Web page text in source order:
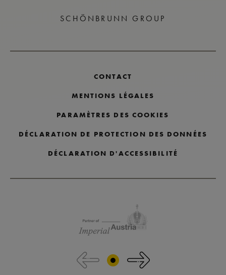
SCHÖNBRUNN GROUP
CONTACT
MENTIONS LÉGALES
PARAMÈTRES DES COOKIES
DÉCLARATION DE PROTECTION DES DONNÉES
DÉCLARATION D'ACCESSIBILITÉ